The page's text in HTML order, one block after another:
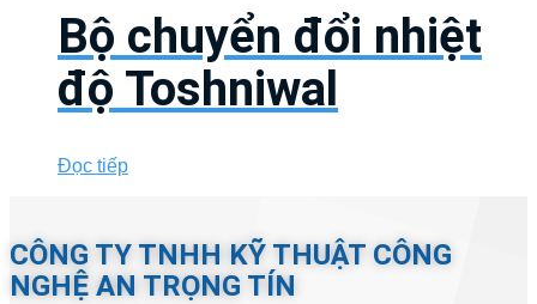
Bộ chuyển đổi nhiệt
độ Toshniwal
Đọc tiếp
CÔNG TY TNHH KỸ THUẬT CÔNG
NGHỆ AN TRỌNG TÍN